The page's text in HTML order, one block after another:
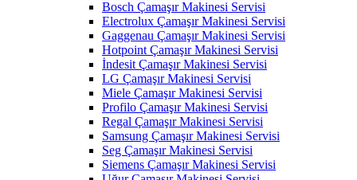
Bosch Çamaşır Makinesi Servisi
Electrolux Çamaşır Makinesi Servisi
Gaggenau Çamaşır Makinesi Servisi
Hotpoint Çamaşır Makinesi Servisi
İndesit Çamaşır Makinesi Servisi
LG Çamaşır Makinesi Servisi
Miele Çamaşır Makinesi Servisi
Profilo Çamaşır Makinesi Servisi
Regal Çamaşır Makinesi Servisi
Samsung Çamaşır Makinesi Servisi
Seg Çamaşır Makinesi Servisi
Siemens Çamaşır Makinesi Servisi